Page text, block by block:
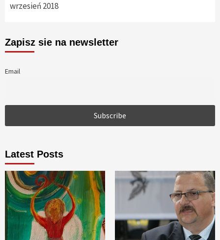
wrzesień 2018
Zapisz sie na newsletter
Email
Latest Posts